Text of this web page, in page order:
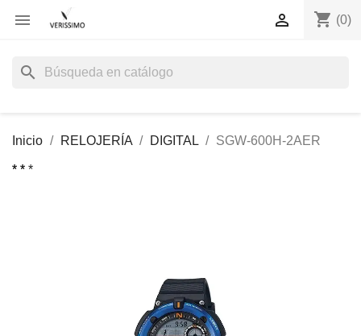
 shopping_cart (0)

search
Inicio RELOJERÍA DIGITAL SGW-600H-2AER
* *
* * *